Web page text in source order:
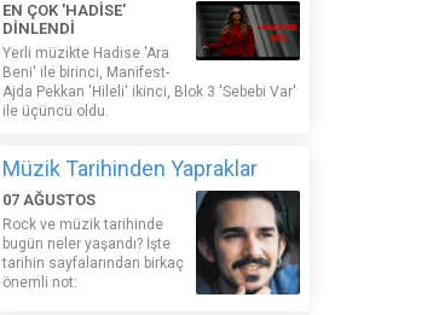
EN ÇOK 'HADİSE'
DİNLENDİ
Yerli müzikte Hadise 'Ara
Beni' ile birinci, Manifest-
Ajda Pekkan 'Hileli' ikinci, Blok 3 'Sebebi Var'
ile üçüncü oldu.
Müzik Tarihinden Yapraklar
07 AĞUSTOS
Rock ve müzik tarihinde
bugün neler yaşandı? İşte
tarihin sayfalarından birkaç
önemli not: